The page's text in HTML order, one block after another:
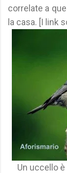
correlate a
la casa. [I link
Un uccello